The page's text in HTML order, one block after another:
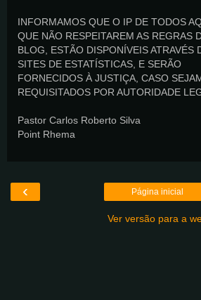
INFORMAMOS QUE O IP DE TODOS
QUE NÃO RESPEITAREM AS REGRAS
BLOG, ESTÃO DISPONÍVEIS ATRAVÉS
SITES DE ESTATÍSTICAS, E SERÃO
FORNECIDOS À JUSTIÇA, CASO
REQUISITADOS POR AUTORIDADE
Pastor Carlos Roberto Silva
Point Rhema
‹ Página inicial
Ver versão para a